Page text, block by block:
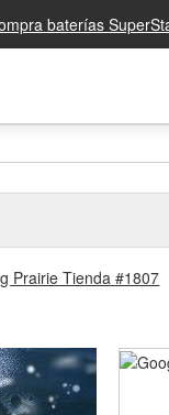
baterías
Prairie Tienda #1807